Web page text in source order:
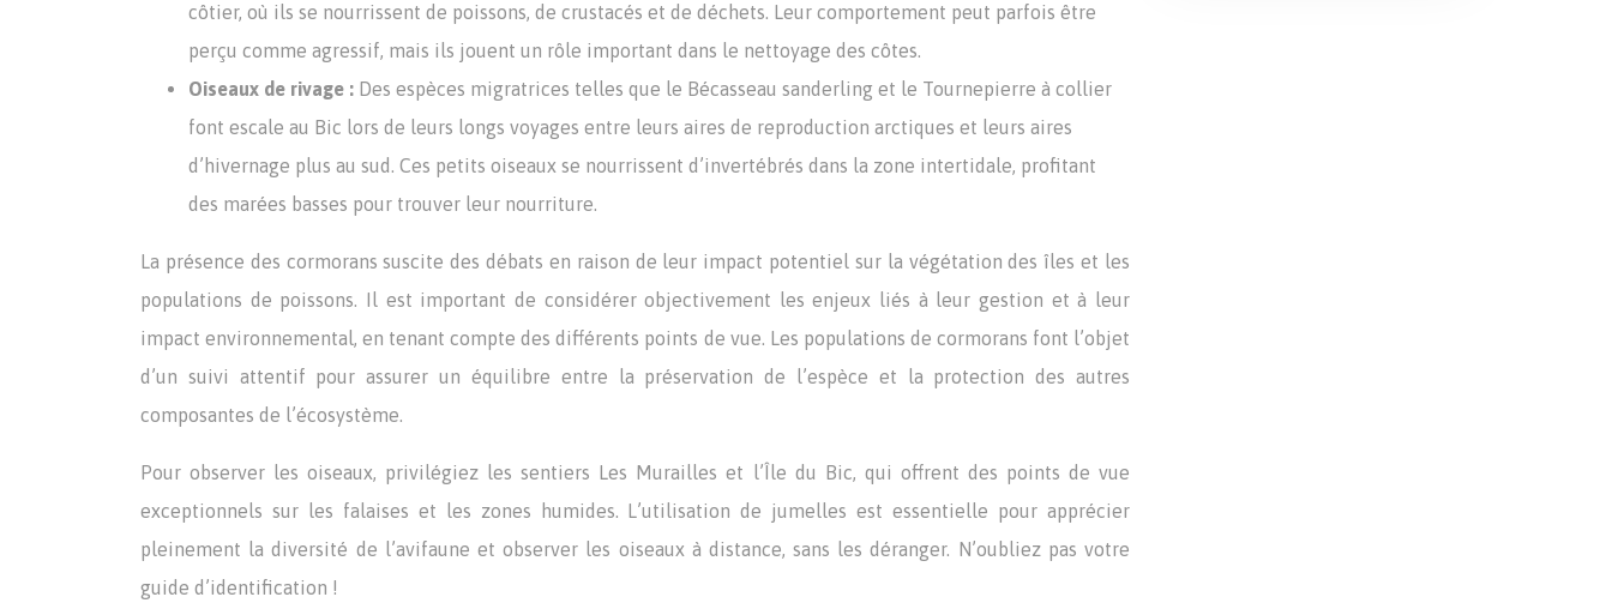
côtier, où ils se nourrissent de poissons, de crustacés et de déchets. Leur comportement peut parfois être
perçu comme agressif, mais ils jouent un rôle important dans le nettoyage des côtes.
Oiseaux de rivage : Des espèces migratrices telles que le Bécasseau sanderling et le Tournepierre à collier
font escale au Bic lors de leurs longs voyages entre leurs aires de reproduction arctiques et leurs aires
d’hivernage plus au sud. Ces petits oiseaux se nourrissent d’invertébrés dans la zone intertidale, profitant
des marées basses pour trouver leur nourriture.
La présence des cormorans suscite des débats en raison de leur impact potentiel sur la végétation des îles et les
populations de poissons. Il est important de considérer objectivement les enjeux liés à leur gestion et à leur
impact environnemental, en tenant compte des différents points de vue. Les populations de cormorans font l’objet
d’un suivi attentif pour assurer un équilibre entre la préservation de l’espèce et la protection des autres
composantes de l’écosystème.
Pour observer les oiseaux, privilégiez les sentiers Les Murailles et l’Île du Bic, qui offrent des points de vue
exceptionnels sur les falaises et les zones humides. L’utilisation de jumelles est essentielle pour apprécier
pleinement la diversité de l’avifaune et observer les oiseaux à distance, sans les déranger. N’oubliez pas votre
guide d’identification !